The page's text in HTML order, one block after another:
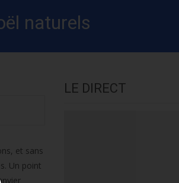
naturels
et sans
Un point
LE DIRECT